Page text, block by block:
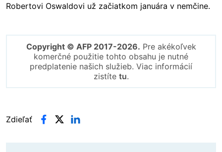
Robertovi Oswaldovi už začiatkom januára v nemčine.
Copyright © AFP 2017-2026. Pre akékoľvek
komerčné použitie tohto obsahu je nutné
predplatenie našich služieb. Viac informácií
zistíte tu.
Zdieľať